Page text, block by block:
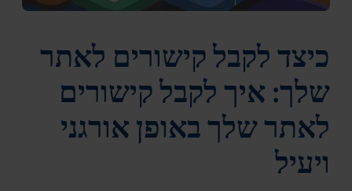
כיצד לקבל קישורים לאתר
שלך: איך לקבל קישורים
לאתר שלך באופן אורגני
ויעיל